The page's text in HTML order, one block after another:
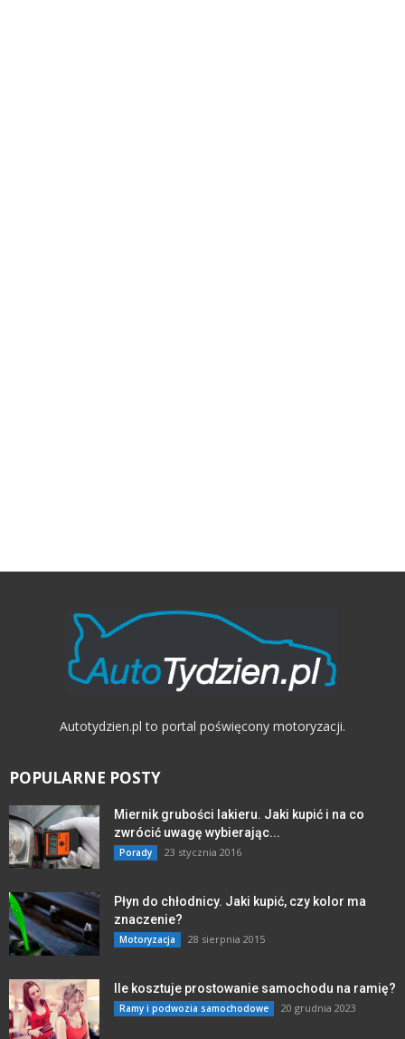
Autotydzien.pl to portal poświęcony motoryzacji.
POPULARNE POSTY
Miernik grubości lakieru. Jaki kupić i na co
zwrócić uwagę wybierając...
Porady 23 stycznia 2016
Płyn do chłodnicy. Jaki kupić, czy kolor ma
znaczenie?
Motoryzacja 28 sierpnia 2015
Ile kosztuje prostowanie samochodu na ramię?
Ramy i podwozia samochodowe 20 grudnia 2023